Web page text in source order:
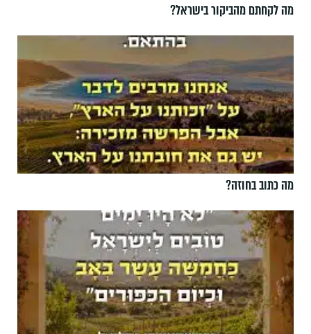
מה לקחתם מהביקור בישראל?
מה כתוב בחוזה?